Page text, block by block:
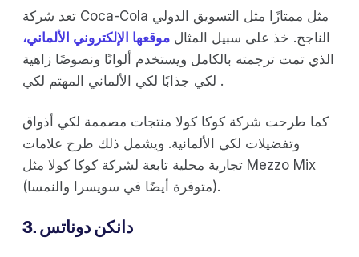
تعد شركة Coca-Cola مثل ممتازًا مثل التسويق الدولي
الناجح. خذ على سبيل المثال موقعها الإلكتروني الألماني،
الذي تمت ترجمته بالكامل ويستخدم ألوانًا ونصوصًا زاهية
لكي جذابًا لكي الألماني المهتم لكي .
كما طرحت شركة كوكا كولا منتجات مصممة لكي أذواق
وتفضيلات لكي الألمانية. ويشمل ذلك طرح علامات
تجارية محلية تابعة لشركة كوكا كولا مثل Mezzo Mix
(متوفرة أيضًا في سويسرا والنمسا).
3. دانكن دوناتس